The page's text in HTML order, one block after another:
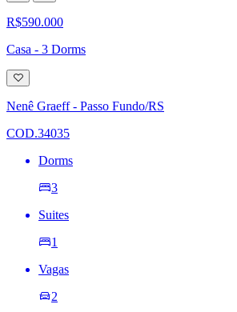
R$590.000
Casa - 3 Dorms
Adicionar
à
lista
de
Nenê Graeff - Passo Fundo/RS
COD.34035
Dorms
3
Suites
1
Vagas
2